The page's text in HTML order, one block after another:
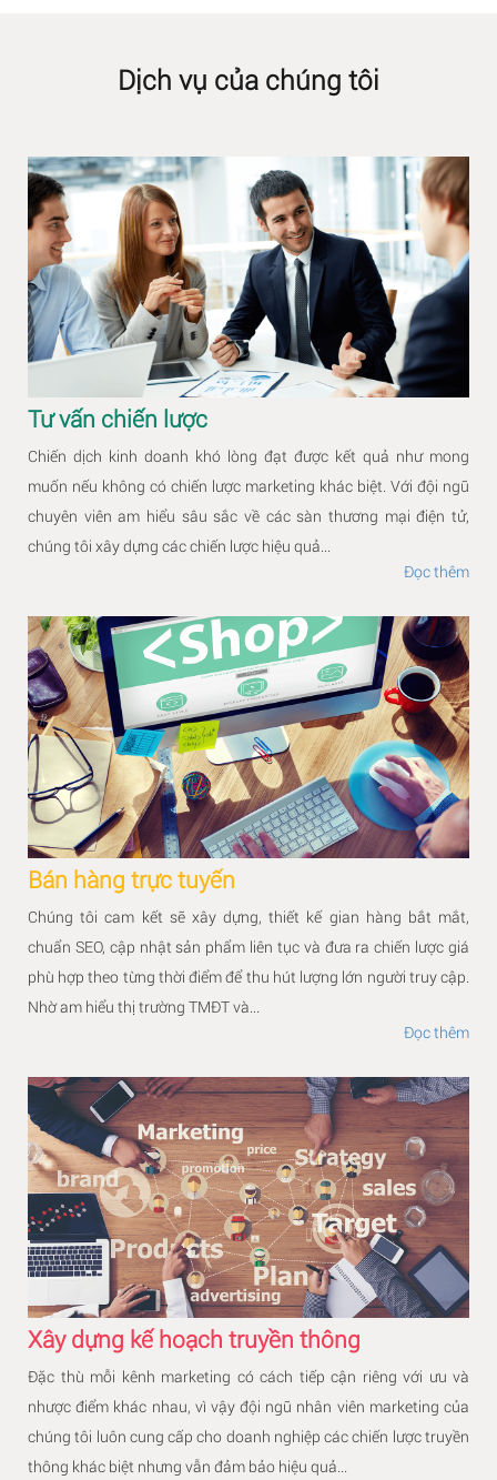
Dịch vụ của chúng tôi
Tư vấn chiến lược
Chiến dịch kinh doanh khó lòng đạt được kết quả như mong
muốn nếu không có chiến lược marketing khác biệt. Với đội ngũ
chuyên viên am hiểu sâu sắc về các sàn thương mại điện tử,
chúng tôi xây dựng các chiến lược hiệu quả...
Đọc thêm
Bán hàng trực tuyến
Chúng tôi cam kết sẽ xây dựng, thiết kế gian hàng bắt mắt,
chuẩn SEO, cập nhật sản phẩm liên tục và đưa ra chiến lược giá
phù hợp theo từng thời điểm để thu hút lượng lớn người truy cập.
Nhờ am hiểu thị trường TMĐT và...
Đọc thêm
Xây dựng kế hoạch truyền thông
Đặc thù mỗi kênh marketing có cách tiếp cận riêng với ưu và
nhược điểm khác nhau, vì vậy đội ngũ nhân viên marketing của
chúng tôi luôn cung cấp cho doanh nghiệp các chiến lược truyền
thông khác biệt nhưng vẫn đảm bảo hiệu quả...